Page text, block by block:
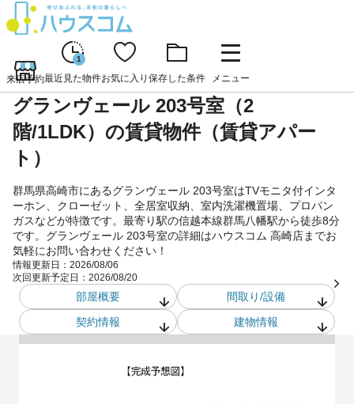
来店予約
1
最近見た物件お気に入り 保存した条件 メニュー
グランヴェール 203号室（2
階/1LDK）の賃貸物件（賃貸アパー
ト）
群馬県高崎市にあるグランヴェール 203号室はTVモニタ付インタ
ーホン、クローゼット、全居室収納、室内洗濯機置場、プロパン
ガスなどが特徴です。最寄り駅の信越本線群馬八幡駅から徒歩8分
です。グランヴェール 203号室の詳細はハウスコム 高崎店までお
気軽にお問い合わせください！
情報更新日： 2026/08/06
次回更新予定日： 2026/08/20
部屋概要
間取り/設備
契約情報
建物情報